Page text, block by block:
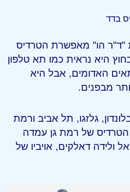
"ד"ר הו" מאפשרת הטרדיס
היא נראית כמו תא טלפון
האדומים, אבל היא
מבפנים.
גלזגו, תל אביב ורמת
הטרדיס של רמת גן עמדה
ולידה דאלקים, אויביו של